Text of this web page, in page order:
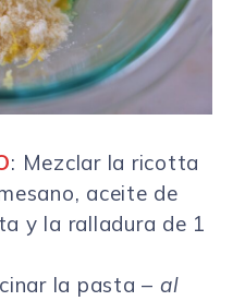
: Mezclar la ricotta
aceite de
y la ralladura de 1
la pasta – al